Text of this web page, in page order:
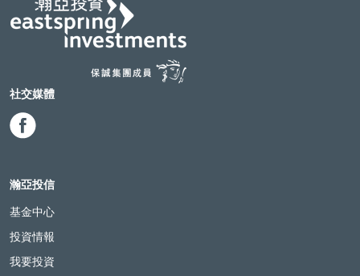
社交媒體
瀚亞投信
基金中心
投資情報
我要投資